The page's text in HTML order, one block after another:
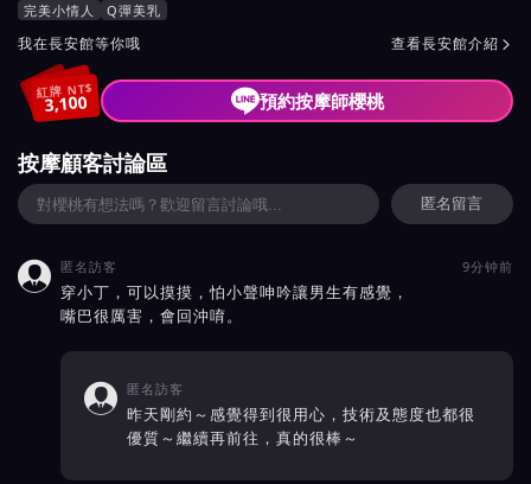
按摩師櫻桃服務風格與特色
完美小情人 Q彈美乳
按摩師櫻桃所屬按摩會館介紹與班表
我在長安館等你哦 查看長安館介紹 
紅牌 NT$
3,100 預約按摩師櫻桃
按摩顧客討論區
匿名留言
 匿名訪客 9分钟前
穿小丁，可以摸摸，怕小聲呻吟讓男生有感覺，
嘴巴很厲害，會回沖唷。
 匿名訪客
昨天剛約～感覺得到很用心，技術及態度也都很
優質～繼續再前往，真的很棒～